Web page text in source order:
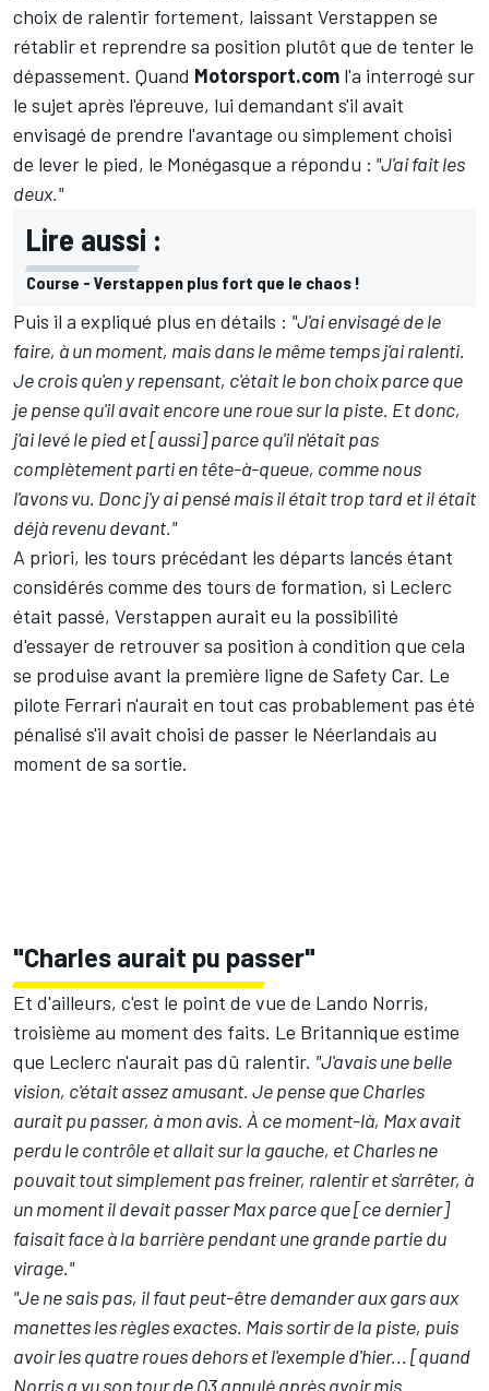
choix de ralentir fortement, laissant Verstappen se
rétablir et reprendre sa position plutôt que de tenter le
dépassement. Quand Motorsport.com l'a interrogé sur
le sujet après l'épreuve, lui demandant s'il avait
envisagé de prendre l'avantage ou simplement choisi
de lever le pied, le Monégasque a répondu : "J'ai fait les
deux."
Lire aussi :
Course - Verstappen plus fort que le chaos !
Puis il a expliqué plus en détails : "J'ai envisagé de le
faire, à un moment, mais dans le même temps j'ai ralenti.
Je crois qu'en y repensant, c'était le bon choix parce que
je pense qu'il avait encore une roue sur la piste. Et donc,
j'ai levé le pied et [aussi] parce qu'il n'était pas
complètement parti en tête-à-queue, comme nous
l'avons vu. Donc j'y ai pensé mais il était trop tard et il était
déjà revenu devant."
A priori, les tours précédant les départs lancés étant
considérés comme des tours de formation, si Leclerc
était passé, Verstappen aurait eu la possibilité
d'essayer de retrouver sa position à condition que cela
se produise avant la première ligne de Safety Car. Le
pilote Ferrari n'aurait en tout cas probablement pas été
pénalisé s'il avait choisi de passer le Néerlandais au
moment de sa sortie.
"Charles aurait pu passer"
Et d'ailleurs, c'est le point de vue de Lando Norris,
troisième au moment des faits. Le Britannique estime
que Leclerc n'aurait pas dû ralentir. "J'avais une belle
vision, c'était assez amusant. Je pense que Charles
aurait pu passer, à mon avis. À ce moment-là, Max avait
perdu le contrôle et allait sur la gauche, et Charles ne
pouvait tout simplement pas freiner, ralentir et s'arrêter, à
un moment il devait passer Max parce que [ce dernier]
faisait face à la barrière pendant une grande partie du
virage."
"Je ne sais pas, il faut peut-être demander aux gars aux
manettes les règles exactes. Mais sortir de la piste, puis
avoir les quatre roues dehors et l'exemple d'hier... [quand
Norris a vu son tour de Q3 annulé après avoir mis